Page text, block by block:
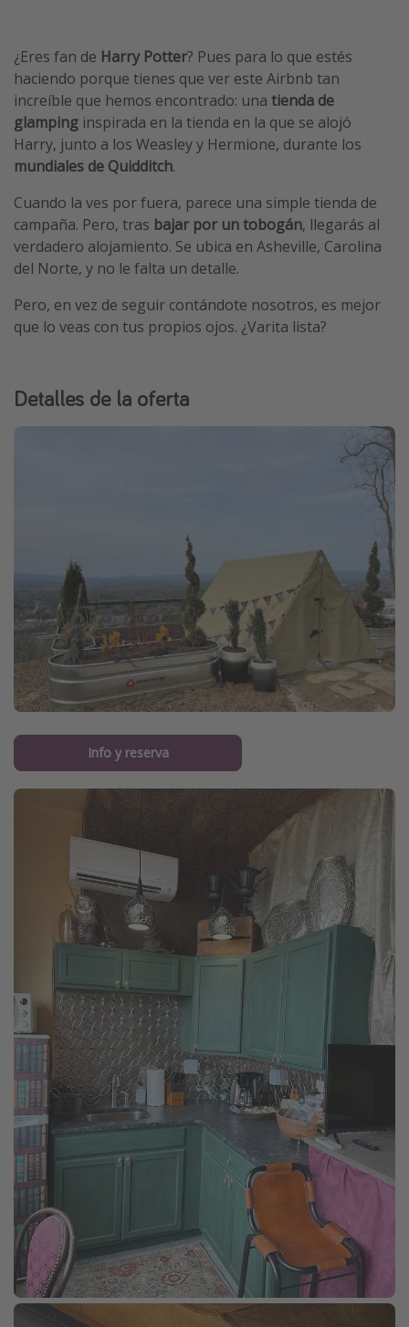
Harry Potter en Londres y otros destinos
Eventos deportivos
¿Eres fan de Harry Potter? Pues para lo que estés
haciendo porque tienes que ver este Airbnb tan
increíble que hemos encontrado: una tienda de
glamping inspirada en la tienda en la que se alojó
Harry, junto a los Weasley y Hermione, durante los
mundiales de Quidditch.
Cuando la ves por fuera, parece una simple tienda de
campaña. Pero, tras bajar por un tobogán, llegarás al
verdadero alojamiento. Se ubica en Asheville, Carolina
del Norte, y no le falta un detalle.
Pero, en vez de seguir contándote nosotros, es mejor
que lo veas con tus propios ojos. ¿Varita lista?
Detalles de la oferta
Info y reserva